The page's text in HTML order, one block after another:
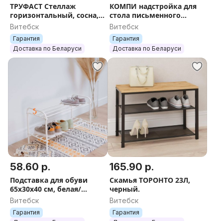
ТРУФАСТ Стеллаж
горизонтальный, сосна,
95x44x52 см
Витебск
Гарантия
Доставка по Беларуси
КОМПИ надстройка для
стола письменного
105х65х17, белый
Витебск
Гарантия
Доставка по Беларуси
58.60 р.
Подставка для обуви
65х30х40 см, белая/
черная
Витебск
Гарантия
165.90 р.
Скамья ТОРОНТО 23Л,
черный.
Витебск
Гарантия